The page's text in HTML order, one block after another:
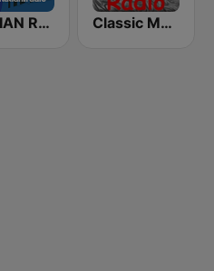
ITALIAN RADIO - ITALIAN.radio Classic Metal Radio